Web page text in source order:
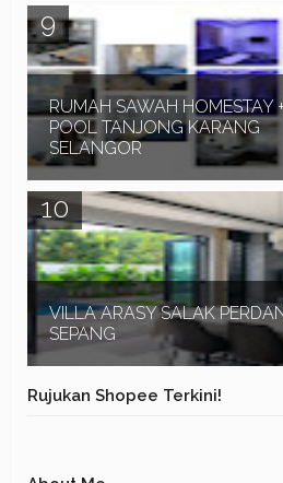
Kalender Cuti-Cuti Malaysia 2023 (cuti
untuk rujukan seluruh rakyat Malaysia.
Terutamanya bagi mereka yang
merancang percuti...
RUMAH SAWAH HOMESTAY +
POOL TANJONG KARANG
SELANGOR
Assalamualaikum dan Salam
SAWAH HOMESTAY + POOL TANJONG
SELANGOR merupakan rumah yang
atas tanah lot y...
VILLA ARASY SALAK
SEPANG
ARASY SALAK PERDANA SEPANG
Rujukan Shopee Terkini!